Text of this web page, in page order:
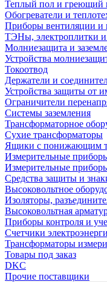
Теплый пол и греющий
Обогреватели и
Приборы вентиляции и
ТЭНы, электроплитки
Молниезащита и
Устройства
Токоотвод
Держатели и
Устройства защиты от
Ограничители
Системы заземления
Трансформаторное
Сухие трансформаторы
Ящики с понижающим
Измерительные
Измерительные
Средства защиты и
Высоковольтное
Изоляторы,
Высоковольтная
Приборы контроля и
Счетчики
Трансформаторы
Товары под заказ
DKC
Прочие поставщики